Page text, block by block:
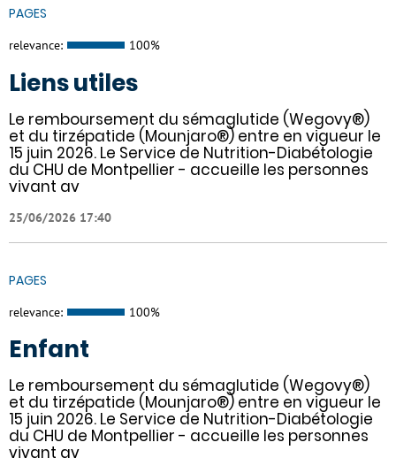
PAGES
relevance: 100%
Liens utiles
Le remboursement du sémaglutide (Wegovy®)
et du tirzépatide (Mounjaro®) entre en vigueur le
15 juin 2026. Le Service de Nutrition-Diabétologie
du CHU de Montpellier - accueille les personnes
vivant av
25/06/2026 17:40
PAGES
relevance: 100%
Enfant
Le remboursement du sémaglutide (Wegovy®)
et du tirzépatide (Mounjaro®) entre en vigueur le
15 juin 2026. Le Service de Nutrition-Diabétologie
du CHU de Montpellier - accueille les personnes
vivant av